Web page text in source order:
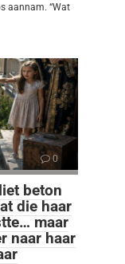
aannam. “Wat
0
beton
die haar
maar
naar haar